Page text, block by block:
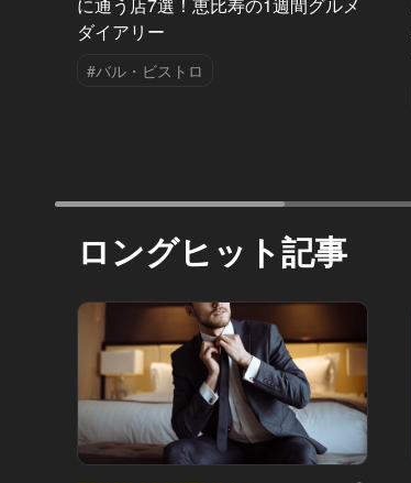
ダイアリー
#バル・ビストロ
ロングヒット記事